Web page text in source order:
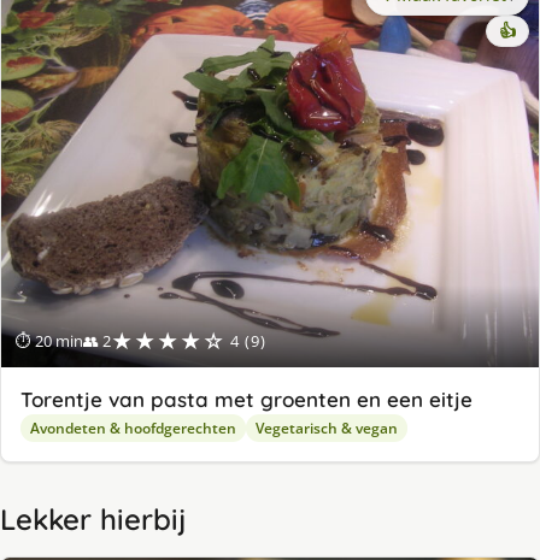
⏱ 20 min👥 2★★★★☆ 4 (9)
👍
Torentje van pasta met groenten en een eitje
Avondeten & hoofdgerechten Vegetarisch & vegan
Lekker hierbij